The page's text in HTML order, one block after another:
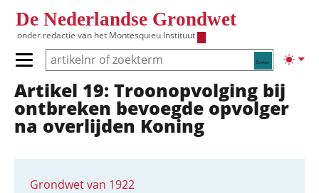
De Nederlandse Grondwet
onder redactie van het Montesquieu Instituut
Zoeken
Primair menu tonen/verbergen
Hoofdnavigatie
Artikel 19: Troonopvolging bij
ontbreken bevoegde opvolger
na overlijden Koning
Grondwet van 1922